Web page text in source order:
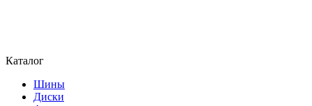
Каталог
Шины
Диски